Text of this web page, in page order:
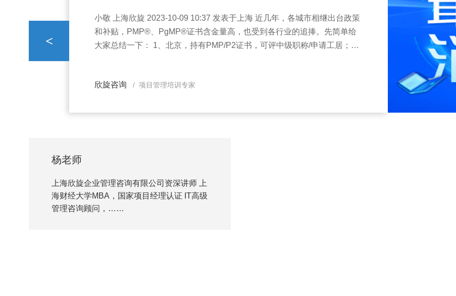
小敬 上海欣旋 2023-10-09 10:37 发表于上海 近几年，各城市相继出台政策
和补贴，PMP®、PgMP®证书含金量高，也受到各行业的追捧。先简单给
大家总结一下： 1、北京，持有PMP/P2证书，可评中级职称/申请工居；
项福利； 5、杭州，持…
欣旋咨询 / 项目管理培训专家
<
杨老师
上海欣旋企业管理咨询有限公司资深讲师 上
海财经大学MBA，国家项目经理认证 IT高级
管理咨询顾问，……